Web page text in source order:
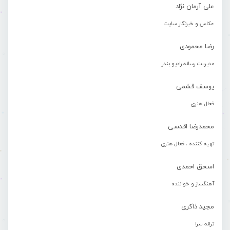
علی آرمان نژاد
عکاس و خبرنگار سایت
رضا محمودی
مدیریت رسانه رادیو بندر
یوسف قشمی
فعال هنری
محمدرضا اقدسی
تهیه کننده ، فعال هنری
اسحق احمدی
آهنگساز و خواننده
مجید ذاکری
ترانه سرا